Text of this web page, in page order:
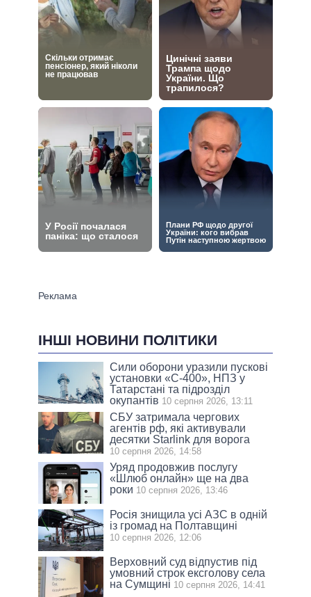
ІНШІ НОВИНИ ПОЛІТИКИ
Сили оборони уразили пускові
установки «С-400», НПЗ у
Татарстані та підрозділ
окупантів 10 серпня 2026, 13:11
СБУ затримала чергових
агентів рф, які активували
десятки Starlink для ворога
10 серпня 2026, 14:58
Уряд продовжив послугу
«Шлюб онлайн» ще на два
роки 10 серпня 2026, 13:46
Росія знищила усі АЗС в одній
із громад на Полтавщині
10 серпня 2026, 12:06
Верховний суд відпустив під
умовний строк ексголову села
на Сумщині 10 серпня 2026, 14:41